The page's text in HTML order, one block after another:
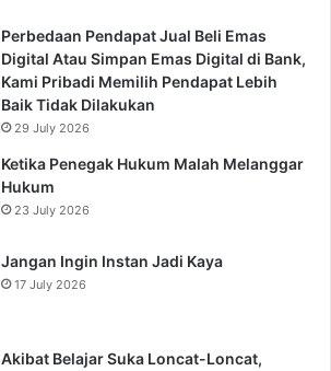
Perbedaan Pendapat Jual Beli Emas
Digital Atau Simpan Emas Digital di Bank,
Kami Pribadi Memilih Pendapat Lebih
Baik Tidak Dilakukan
29 July 2026
Ketika Penegak Hukum Malah Melanggar
Hukum
23 July 2026
Jangan Ingin Instan Jadi Kaya
17 July 2026
Akibat Belajar Suka Loncat-Loncat,